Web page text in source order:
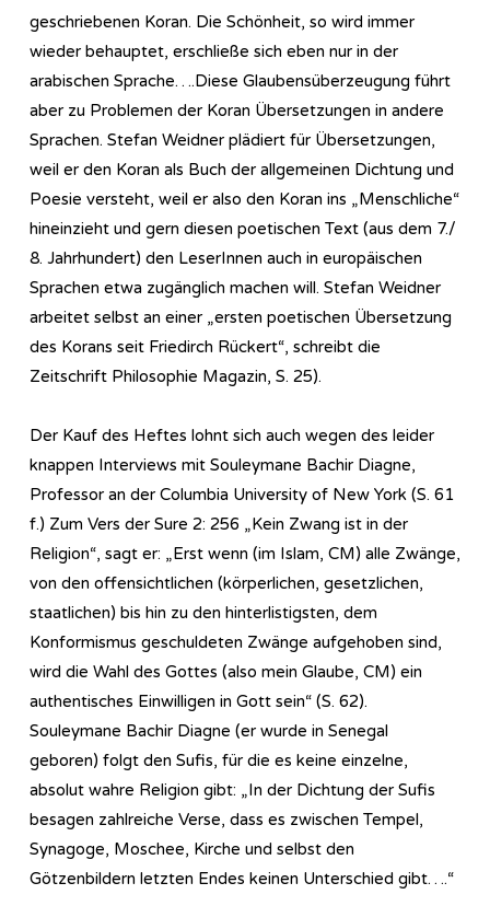
geschriebenen Koran. Die Schönheit, so wird immer
wieder behauptet, erschließe sich eben nur in der
arabischen Sprache….Diese Glaubensüberzeugung führt
aber zu Problemen der Koran Übersetzungen in andere
Sprachen. Stefan Weidner plädiert für Übersetzungen,
weil er den Koran als Buch der allgemeinen Dichtung und
Poesie versteht, weil er also den Koran ins „Menschliche“
hineinzieht und gern diesen poetischen Text (aus dem 7./
8. Jahrhundert) den LeserInnen auch in europäischen
Sprachen etwa zugänglich machen will. Stefan Weidner
arbeitet selbst an einer „ersten poetischen Übersetzung
des Korans seit Friedirch Rückert“, schreibt die
Zeitschrift Philosophie Magazin, S. 25).
Der Kauf des Heftes lohnt sich auch wegen des leider
knappen Interviews mit Souleymane Bachir Diagne,
Professor an der Columbia University of New York (S. 61
f.) Zum Vers der Sure 2: 256 „Kein Zwang ist in der
Religion“, sagt er: „Erst wenn (im Islam, CM) alle Zwänge,
von den offensichtlichen (körperlichen, gesetzlichen,
staatlichen) bis hin zu den hinterlistigsten, dem
Konformismus geschuldeten Zwänge aufgehoben sind,
wird die Wahl des Gottes (also mein Glaube, CM) ein
authentisches Einwilligen in Gott sein“ (S. 62).
Souleymane Bachir Diagne (er wurde in Senegal
geboren) folgt den Sufis, für die es keine einzelne,
absolut wahre Religion gibt: „In der Dichtung der Sufis
besagen zahlreiche Verse, dass es zwischen Tempel,
Synagoge, Moschee, Kirche und selbst den
Götzenbildern letzten Endes keinen Unterschied gibt….“